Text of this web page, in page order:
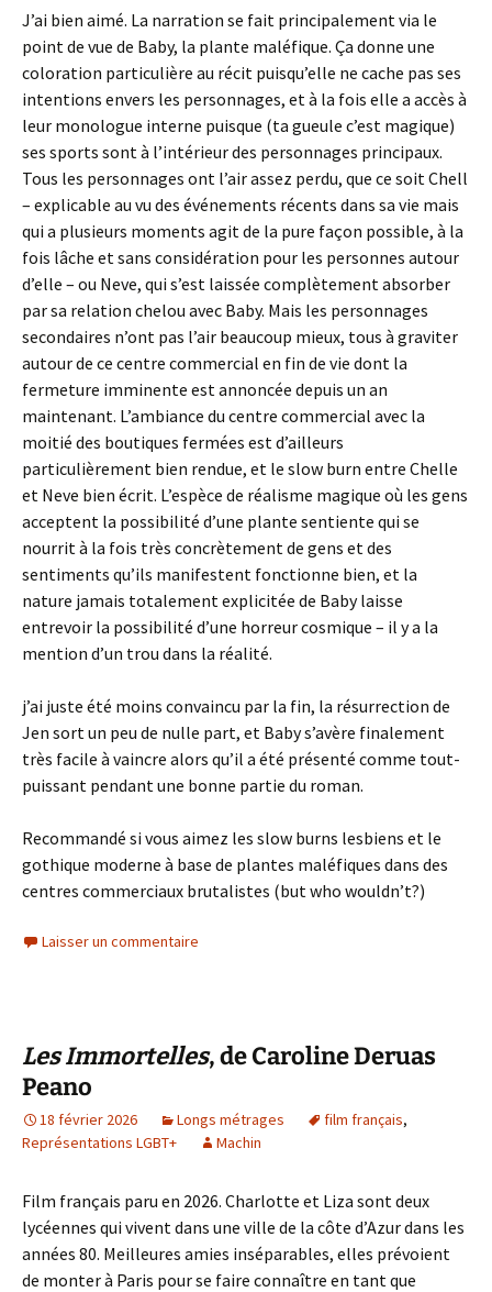
J’ai bien aimé. La narration se fait principalement via le
point de vue de Baby, la plante maléfique. Ça donne une
coloration particulière au récit puisqu’elle ne cache pas ses
intentions envers les personnages, et à la fois elle a accès à
leur monologue interne puisque (ta gueule c’est magique)
ses sports sont à l’intérieur des personnages principaux.
Tous les personnages ont l’air assez perdu, que ce soit Chell
– explicable au vu des événements récents dans sa vie mais
qui a plusieurs moments agit de la pure façon possible, à la
fois lâche et sans considération pour les personnes autour
d’elle – ou Neve, qui s’est laissée complètement absorber
par sa relation chelou avec Baby. Mais les personnages
secondaires n’ont pas l’air beaucoup mieux, tous à graviter
autour de ce centre commercial en fin de vie dont la
fermeture imminente est annoncée depuis un an
maintenant. L’ambiance du centre commercial avec la
moitié des boutiques fermées est d’ailleurs
particulièrement bien rendue, et le slow burn entre Chelle
et Neve bien écrit. L’espèce de réalisme magique où les gens
acceptent la possibilité d’une plante sentiente qui se
nourrit à la fois très concrètement de gens et des
sentiments qu’ils manifestent fonctionne bien, et la
nature jamais totalement explicitée de Baby laisse
entrevoir la possibilité d’une horreur cosmique – il y a la
mention d’un trou dans la réalité.
j’ai juste été moins convaincu par la fin, la résurrection de
Jen sort un peu de nulle part, et Baby s’avère finalement
très facile à vaincre alors qu’il a été présenté comme tout-
puissant pendant une bonne partie du roman.
Recommandé si vous aimez les slow burns lesbiens et le
gothique moderne à base de plantes maléfiques dans des
centres commerciaux brutalistes (but who wouldn’t?)
Laisser un commentaire
Les Immortelles, de Caroline Deruas
Peano
18 février 2026 Longs métrages film français,
Représentations LGBT+
Machin
Film français paru en 2026. Charlotte et Liza sont deux
lycéennes qui vivent dans une ville de la côte d’Azur dans les
années 80. Meilleures amies inséparables, elles prévoient
de monter à Paris pour se faire connaître en tant que